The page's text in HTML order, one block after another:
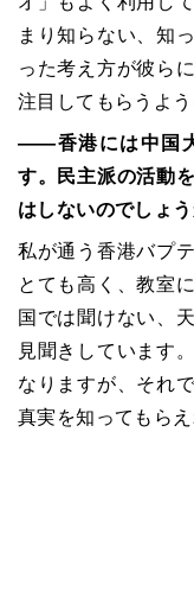
まり知らない、知
った考え方が彼ら
注目してもらうよ
――香港には中国
す。民主派の活動
はしないのでしょう
私が通う香港バプ
とても高く、教室
国では聞けない、
見聞きしています
なりますが、それ
真実を知ってもらえ